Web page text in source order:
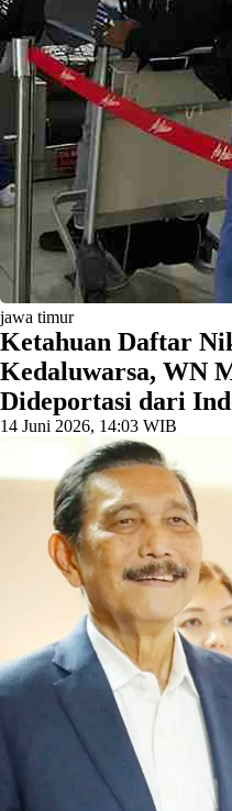
jawa timur
Ketahuan Daftar
Kedaluwarsa, WN
Dideportasi dari
14 Juni 2026, 14:03 WIB